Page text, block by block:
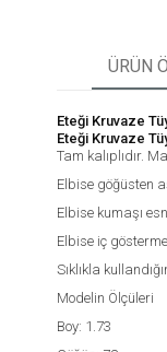
ÜRÜN
Eteği Kruvaze
Eteği Kruvaze
Tam kalıplıdır.
Elbise göğüsten
Elbise kumaşı
Elbise iç
Sıklıkla
Modelin Ölçüleri
Boy: 1.73